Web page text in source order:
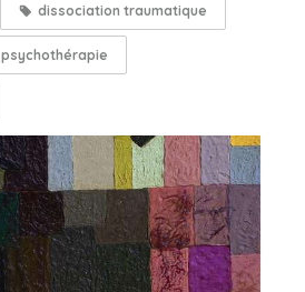
dissociation traumatique
psychothérapie